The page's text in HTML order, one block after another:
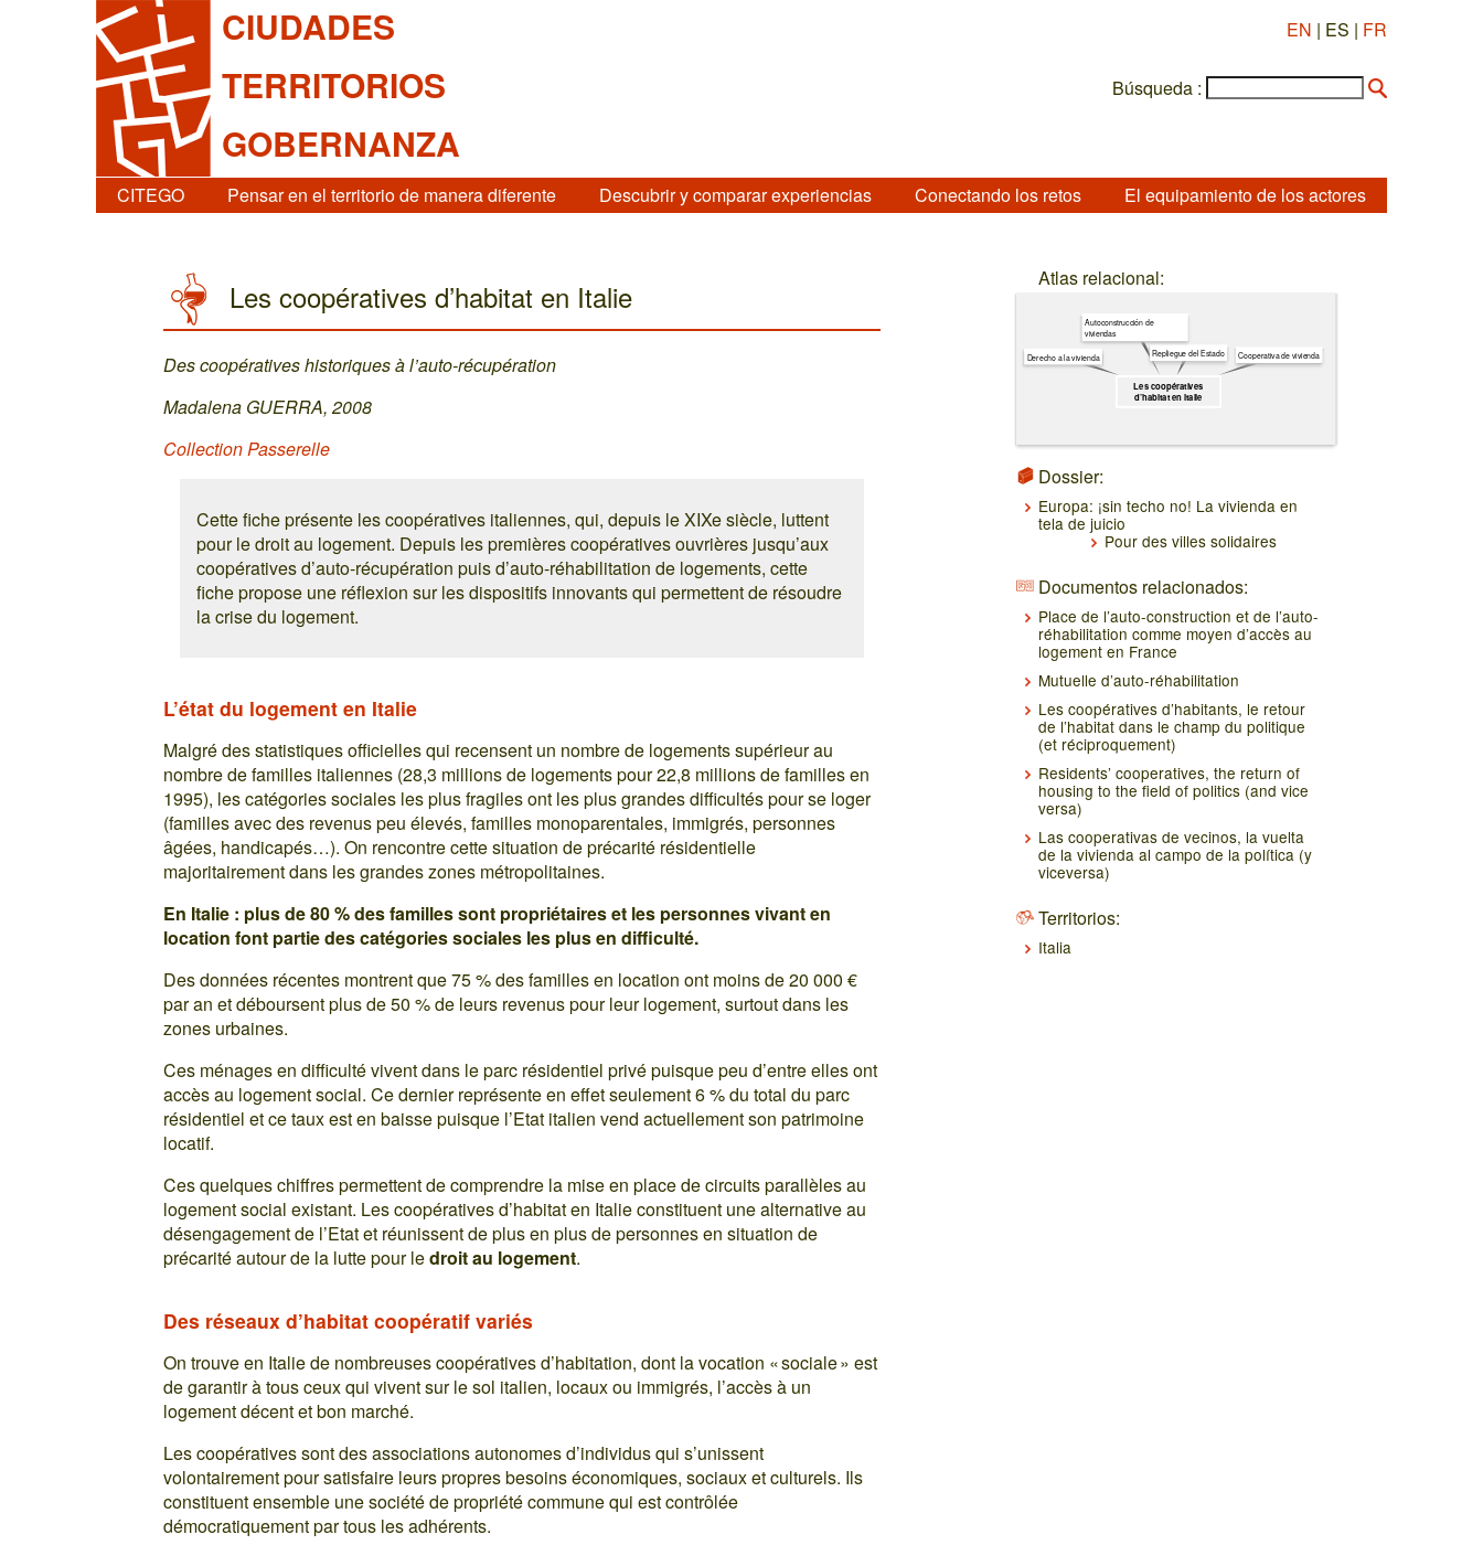
CIUDADES
TERRITORIOS
GOBERNANZA
EN | ES | FR
Búsqueda :
CITEGO Pensar en el territorio de manera diferente Descubrir y comparar experiencias Conectando los retos El equipamiento de los actores
Les coopératives d’habitat en Italie
Des coopératives historiques à l’auto-récupération
Madalena GUERRA, 2008
Collection Passerelle
Cette fiche présente les coopératives italiennes, qui, depuis le XIXe siècle, luttent
pour le droit au logement. Depuis les premières coopératives ouvrières jusqu’aux
coopératives d’auto-récupération puis d’auto-réhabilitation de logements, cette
fiche propose une réflexion sur les dispositifs innovants qui permettent de résoudre
la crise du logement.
L’état du logement en Italie
Malgré des statistiques officielles qui recensent un nombre de logements supérieur au
nombre de familles italiennes (28,3 millions de logements pour 22,8 millions de familles en
1995), les catégories sociales les plus fragiles ont les plus grandes difficultés pour se loger
(familles avec des revenus peu élevés, familles monoparentales, immigrés, personnes
âgées, handicapés…). On rencontre cette situation de précarité résidentielle
majoritairement dans les grandes zones métropolitaines.
En Italie : plus de 80 % des familles sont propriétaires et les personnes vivant en
location font partie des catégories sociales les plus en difficulté.
Des données récentes montrent que 75 % des familles en location ont moins de 20 000 €
par an et déboursent plus de 50 % de leurs revenus pour leur logement, surtout dans les
zones urbaines.
Ces ménages en difficulté vivent dans le parc résidentiel privé puisque peu d’entre elles ont
accès au logement social. Ce dernier représente en effet seulement 6 % du total du parc
résidentiel et ce taux est en baisse puisque l’Etat italien vend actuellement son patrimoine
locatif.
Ces quelques chiffres permettent de comprendre la mise en place de circuits parallèles au
logement social existant. Les coopératives d’habitat en Italie constituent une alternative au
désengagement de l’Etat et réunissent de plus en plus de personnes en situation de
précarité autour de la lutte pour ledroit au logement.
Des réseaux d’habitat coopératif variés
On trouve en Italie de nombreuses coopératives d’habitation, dont la vocation « sociale » est
de garantir à tous ceux qui vivent sur le sol italien, locaux ou immigrés, l’accès à un
logement décent et bon marché.
Les coopératives sont des associations autonomes d’individus qui s’unissent
volontairement pour satisfaire leurs propres besoins économiques, sociaux et culturels. Ils
constituent ensemble une société de propriété commune qui est contrôlée
démocratiquement par tous les adhérents.
Atlas relacional:
Les coopératives
d’habitat en Italie
Cooperativa de vivienda
Repliegue del Estado
Autoconstrucción de
viviendas
Derecho a la vivienda
Dossier:
Europa: ¡sin techo no! La vivienda en
tela de juicio
Pour des villes solidaires
Documentos relacionados:
Place de l’auto-construction et de l’auto-
réhabilitation comme moyen d’accès au
logement en France
Mutuelle d’auto-réhabilitation
Les coopératives d’habitants, le retour
de l’habitat dans le champ du politique
(et réciproquement)
Residents’ cooperatives, the return of
housing to the field of politics (and vice
versa)
Las cooperativas de vecinos, la vuelta
de la vivienda al campo de la política (y
viceversa)
Territorios:
Italia